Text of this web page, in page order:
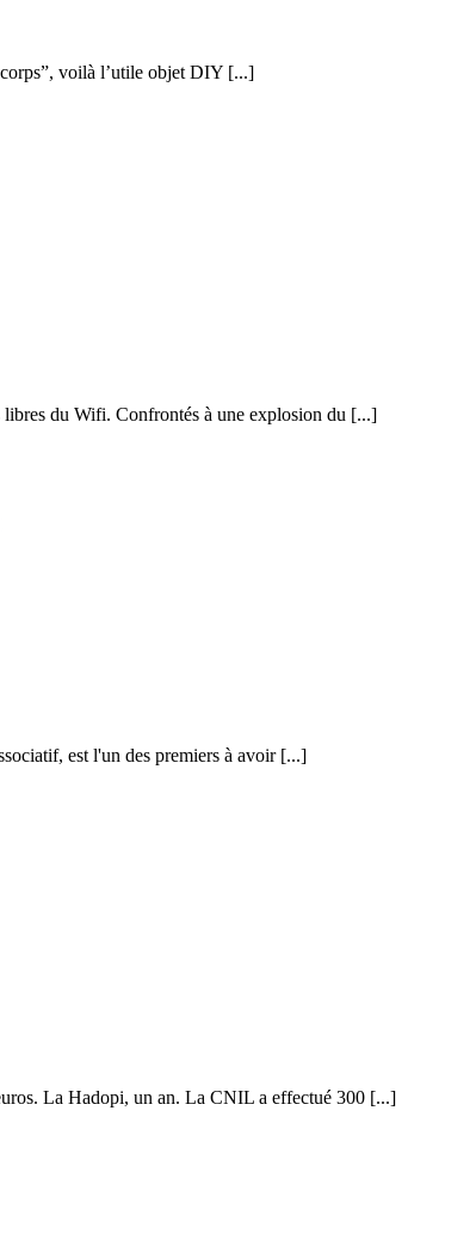
voilà l’utile objet DIY [...]
libres du Wifi. Confrontés à une explosion du [...]
est l'un des premiers à avoir [...]
La Hadopi, un an. La CNIL a effectué 300 [...]